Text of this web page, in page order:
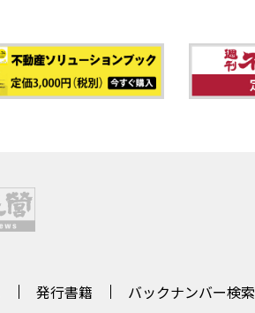
発行書籍 バックナンバー検索